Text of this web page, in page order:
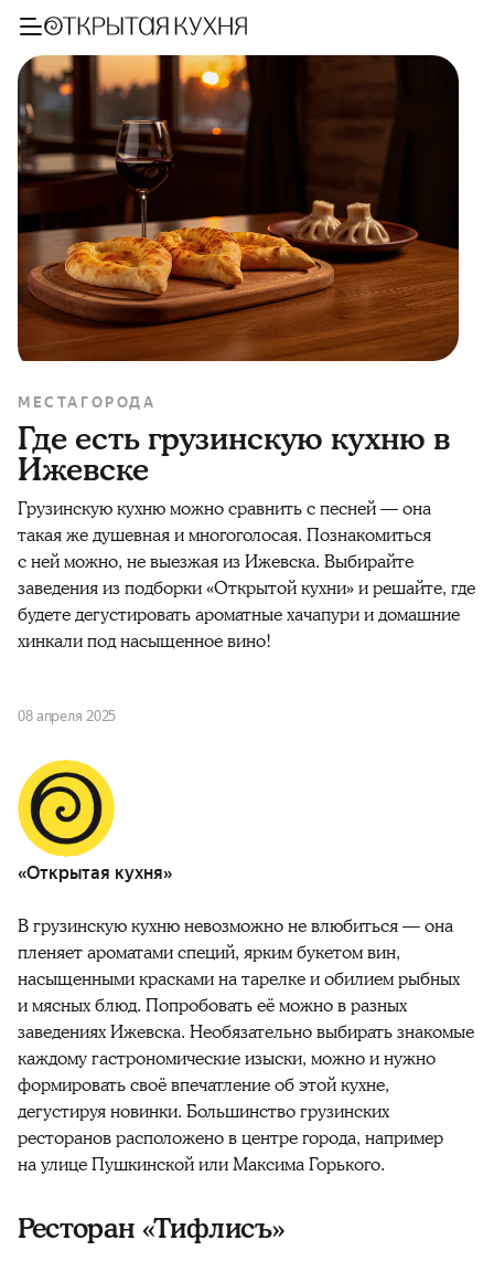
МЕСТА ГОРОДА
Где есть грузинскую кухню в
Ижевске
Грузинскую кухню можно сравнить с песней — она
такая же душевная и многоголосая. Познакомиться
с ней можно, не выезжая из Ижевска. Выбирайте
заведения из подборки «Открытой кухни» и решайте, где
будете дегустировать ароматные хачапури и домашние
хинкали под насыщенное вино!
08 апреля 2025
«Открытая кухня»
В грузинскую кухню невозможно не влюбиться — она
пленяет ароматами специй, ярким букетом вин,
насыщенными красками на тарелке и обилием рыбных
и мясных блюд. Попробовать её можно в разных
заведениях Ижевска. Необязательно выбирать знакомые
каждому гастрономические изыски, можно и нужно
формировать своё впечатление об этой кухне,
дегустируя новинки. Большинство грузинских
ресторанов расположено в центре города, например
на улице Пушкинской или Максима Горького.
Ресторан «Тифлисъ»